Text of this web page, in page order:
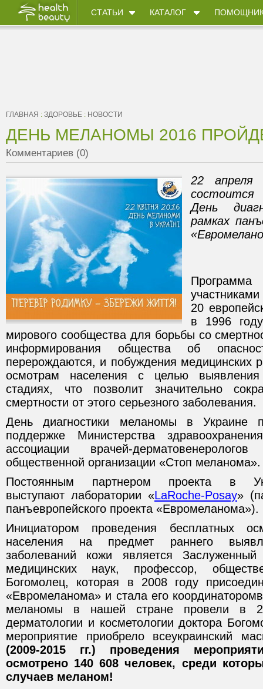
СТАТЬИ КАТАЛОГ
ГЛАВНАЯ : ЗДОРОВЬЕ : НОВОСТИ
ДЕНЬ МЕЛАНОМЫ 2016
Комментариев (0)
22 апреля
состоится
День
рамках
20
в 1996
мирового сообщества для борьбы со
информирования общества об
перерождаются, и побуждения медицинских
осмотрам населения с целью
стадиях, что позволит значительно
смертности от этого серьезного заболевания.
День диагностики меланомы в Украине
поддержке Министерства
ассоциации врачей-
общественной организации «Стоп меланома».
Постоянным партнером проекта в
выступают лаборатории «LaRoche-Posay»
панъевропейского проекта «Евромеланома»).
Инициатором проведения бесплатных
населения на предмет раннего
заболеваний кожи является
медицинских наук, профессор,
Богомолец, которая в 2008 году
«Евромеланома» и стала его
меланомы в нашей стране провели в
дерматологии и косметологии доктора
мероприятие приобрело всеукраинский
(2009-2015 гг.) проведения
осмотрено 140 608 человек, среди
случаев меланом!